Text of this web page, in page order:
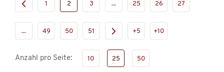
1 2 3 ... 25 26 27
... 49 50 51 +5 +10
Anzahl pro Seite: 10 25 50